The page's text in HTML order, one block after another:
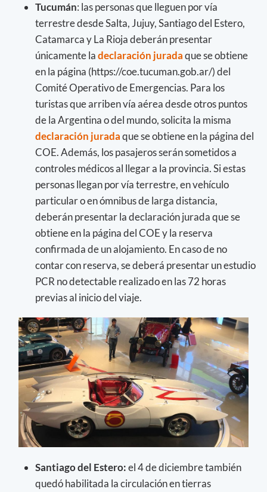
Tucumán: las personas que lleguen por vía
terrestre desde Salta, Jujuy, Santiago del Estero,
Catamarca y La Rioja deberán presentar
únicamente ladeclaración juradaque se obtiene
en la página (https://coe.tucuman.gob.ar/) del
Comité Operativo de Emergencias. Para los
turistas que arriben vía aérea desde otros puntos
de la Argentina o del mundo, solicita la misma
declaración juradaque se obtiene en la página del
COE. Además, los pasajeros serán sometidos a
controles médicos al llegar a la provincia. Si estas
personas llegan por vía terrestre, en vehículo
particular o en ómnibus de larga distancia,
deberán presentar la declaración jurada que se
obtiene en la página del COE y la reserva
confirmada de un alojamiento. En caso de no
contar con reserva, se deberá presentar un estudio
PCR no detectable realizado en las 72 horas
previas al inicio del viaje.
Santiago del Estero:el 4 de diciembre también
quedó habilitada la circulación en tierras